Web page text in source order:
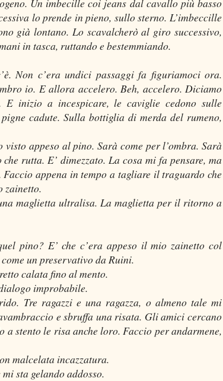
lo prende in pieno, sullo sterno. L’imbeccille
già lontano. Lo scavalcherò al giro successivo,
in tasca, ruttando e bestemmiando.
Non c’era undici passaggi fa figuriamoci ora.
io. E allora accelero. Beh, accelero. Diciamo
E inizio a incespicare, le caviglie cedono sulle
cadute. Sulla bottiglia di merda del rumeno,
appeso al pino. Sarà come per l’ombra. Sarà
rutta. E’ dimezzato. La cosa mi fa pensare, ma
appena in tempo a tagliare il traguardo che
zainetto.
maglietta ultralisa. La maglietta per il ritorno a
pino? E’ che c’era appeso il mio zainetto col
un preservativo da Ruini.
calata fino al mento.
improbabile.
Tre ragazzi e una ragazza, o almeno tale mi
e sbruffa una risata. Gli amici cercano
stento le risa anche loro. Faccio per andarmene,
malcelata incazzatura.
sta gelando addosso.